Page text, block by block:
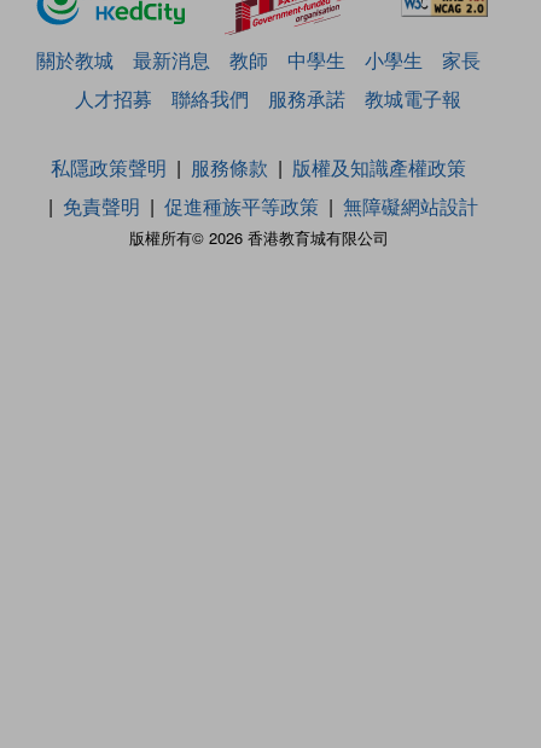
關於教城 最新消息 教師 中學生 小學生
家長
人才招募
聯絡我們 服務承諾 教城電子報
版權所有© 2026 香港教育城有限公司
私隱政策聲明 服務條款
版權及知識產權政策
免責聲明
促進種族平等政策 無障礙網站設計